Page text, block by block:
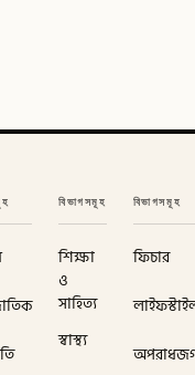
বিভাগসমূহ
শিক্ষা
ও
সাহিত্য
স্বাস্থ্য
বিভাগসমূহ
ফিচার